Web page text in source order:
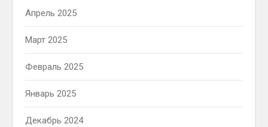
Апрель 2025
Март 2025
Февраль 2025
Январь 2025
Декабрь 2024